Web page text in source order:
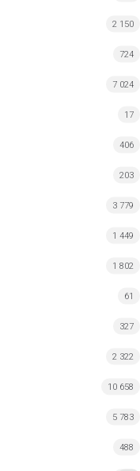
2 150
724
7 024
17
406
203
3 779
1 449
1 802
61
327
2 322
10 658
5 783
488